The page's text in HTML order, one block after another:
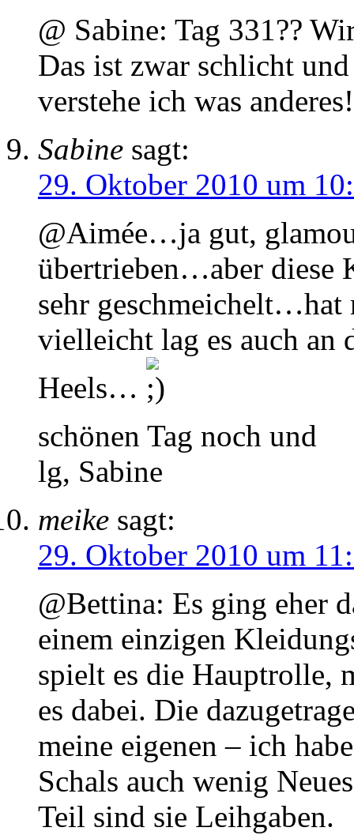
@ Sabine: Tag 331??
Das ist zwar schlicht
verstehe ich was anderes!
Sabine sagt:
29. Oktober 2010 um
@Aimée…ja gut,
übertrieben…aber diese
sehr
vielleicht lag es auch an
Heels…
schönen Tag noch und
lg, Sabine
meike sagt:
29. Oktober 2010 um
@Bettina: Es ging eher
einem einzigen
spielt es die Hauptrolle,
es dabei. Die
meine eigenen – ich
Schals auch wenig
Teil sind sie Leihgaben.